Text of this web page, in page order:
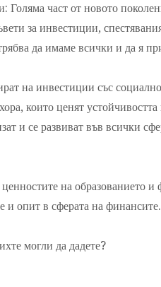
Голяма част от новото
за инвестиции,
да имаме всички и да я
на инвестиции със
които ценят
и се развиват във всички
на образованието и
и опит в сферата на финансите.
могли да дадете?